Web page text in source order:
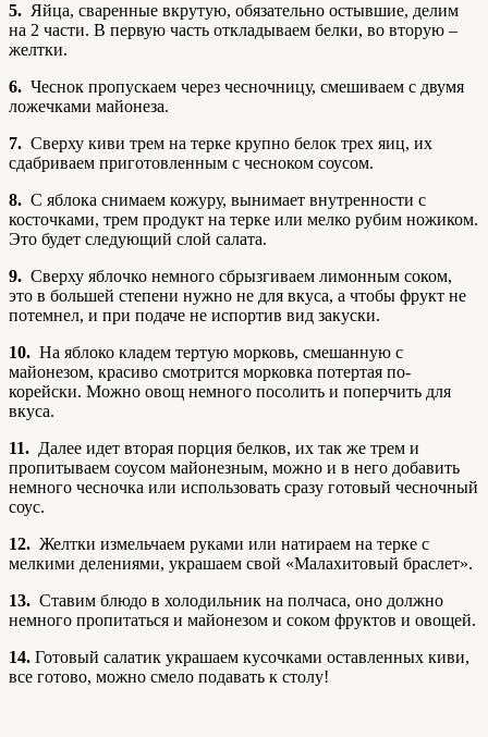
5. Яйца, сваренные вкрутую, обязательно остывшие, делим
на 2 части. В первую часть откладываем белки, во вторую –
желтки.
6. Чеснок пропускаем через чесночницу, смешиваем с двумя
ложечками майонеза.
7. Сверху киви трем на терке крупно белок трех яиц, их
сдабриваем приготовленным с чесноком соусом.
8. С яблока снимаем кожуру, вынимает внутренности с
косточками, трем продукт на терке или мелко рубим ножиком.
Это будет следующий слой салата.
9. Сверху яблочко немного сбрызгиваем лимонным соком,
это в большей степени нужно не для вкуса, а чтобы фрукт не
потемнел, и при подаче не испортив вид закуски.
10. На яблоко кладем тертую морковь, смешанную с
майонезом, красиво смотрится морковка потертая по-
корейски. Можно овощ немного посолить и поперчить для
вкуса.
11. Далее идет вторая порция белков, их так же трем и
пропитываем соусом майонезным, можно и в него добавить
немного чесночка или использовать сразу готовый чесночный
соус.
12. Желтки измельчаем руками или натираем на терке с
мелкими делениями, украшаем свой «Малахитовый браслет».
13. Ставим блюдо в холодильник на полчаса, оно должно
немного пропитаться и майонезом и соком фруктов и овощей.
14. Готовый салатик украшаем кусочками оставленных киви,
все готово, можно смело подавать к столу!